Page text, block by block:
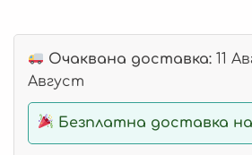
Очаквана доставка: 11
Август
Безплатна доставка